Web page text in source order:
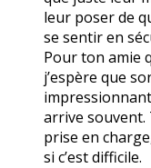
leur poser de
se sentir en
Pour ton amie
j’espère que
arrive souvent.
prise en
si c’est difficile.